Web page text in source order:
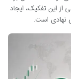
این تفکیک، ایجاد
نهادی است.